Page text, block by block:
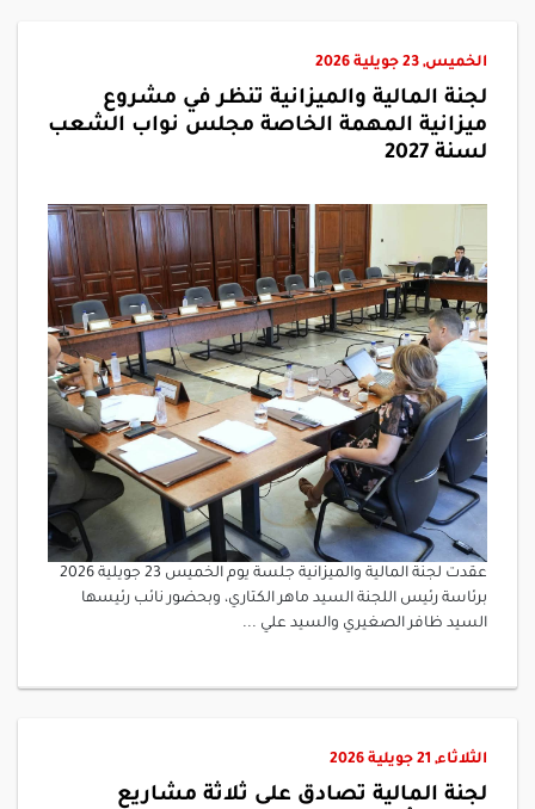
الخميس, 23 جويلية 2026
لجنة المالية والميزانية تنظر في مشروع
ميزانية المهمة الخاصة مجلس نواب الشعب
لسنة 2027
عقدت لجنة المالية والميزانية جلسة يوم الخميس 23 جويلية 2026
برئاسة رئيس اللجنة السيد ماهر الكتاري، وبحضور نائب رئيسها
السيد ظافر الصغيري والسيد علي ...
الثلاثاء, 21 جويلية 2026
لجنة المالية تصادق على ثلاثة مشاريع